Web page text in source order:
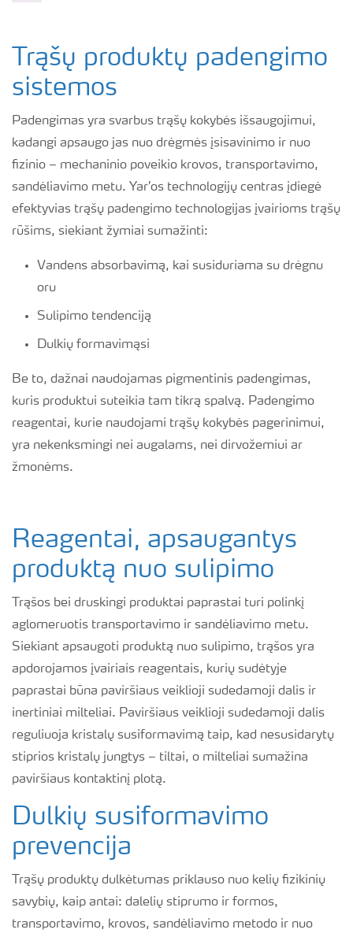
Trąšų produktų padengimo
sistemos
Padengimas yra svarbus trąšų kokybės išsaugojimui,
kadangi apsaugo jas nuo drėgmės įsisavinimo ir nuo
fizinio – mechaninio poveikio krovos, transportavimo,
sandėliavimo metu. Yar’os technologijų centras įdiegė
efektyvias trąšų padengimo technologijas įvairioms trąšų
rūšims, siekiant žymiai sumažinti:
Vandens absorbavimą, kai susiduriama su drėgnu
oru
Sulipimo tendenciją
Dulkių formavimąsi
Be to, dažnai naudojamas pigmentinis padengimas,
kuris produktui suteikia tam tikrą spalvą. Padengimo
reagentai, kurie naudojami trąšų kokybės pagerinimui,
yra nekenksmingi nei augalams, nei dirvožemiui ar
žmonėms.
Reagentai, apsaugantys
produktą nuo sulipimo
Trąšos bei druskingi produktai paprastai turi polinkį
aglomeruotis transportavimo ir sandėliavimo metu.
Siekiant apsaugoti produktą nuo sulipimo, trąšos yra
apdorojamos įvairiais reagentais, kurių sudėtyje
paprastai būna paviršiaus veiklioji sudedamoji dalis ir
inertiniai milteliai. Paviršiaus veiklioji sudedamoji dalis
reguliuoja kristalų susiformavimą taip, kad nesusidarytų
stiprios kristalų jungtys – tiltai, o milteliai sumažina
paviršiaus kontaktinį plotą.
Dulkių susiformavimo
prevencija
Trąšų produktų dulkėtumas priklauso nuo kelių fizikinių
savybių, kaip antai: dalelių stiprumo ir formos,
transportavimo, krovos, sandėliavimo metodo ir nuo